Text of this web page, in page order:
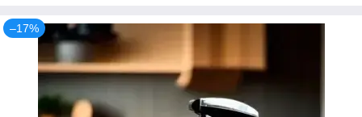
–17%